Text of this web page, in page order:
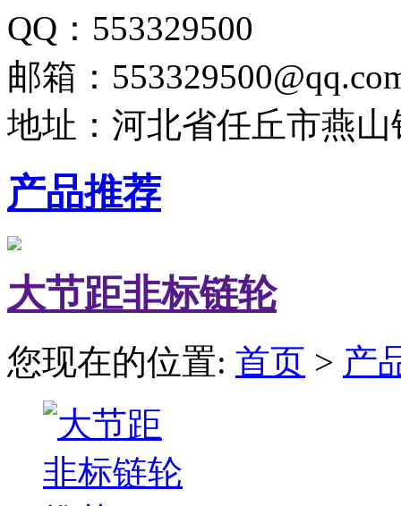
QQ：553329500
邮箱：
地址：河北省任丘市燕
产品推荐
大节距非标链轮
您现在的位置: 首页 > 产